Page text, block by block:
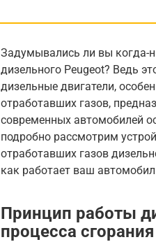
Задумывались ли вы когда-
дизельного Peugeot? Ведь
дизельные двигатели,
отработавших газов,
современных автомобилей
подробно рассмотрим
отработавших газов
как работает ваш
Принцип работы
процесса